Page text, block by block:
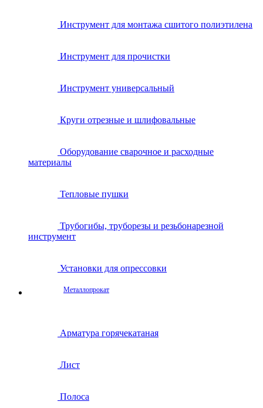
Инструмент для монтажа сшитого полиэтилена
Инструмент для прочистки
Инструмент универсальный
Круги отрезные и шлифовальные
Оборудование сварочное и расходные
материалы
Тепловые пушки
Трубогибы, труборезы и резьбонарезной
инструмент
Установки для опрессовки
Металлопрокат
Арматура горячекатаная
Лист
Полоса